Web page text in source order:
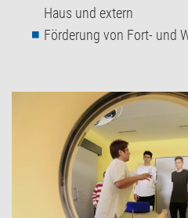
Haus und extern
Förderung von Fort- und